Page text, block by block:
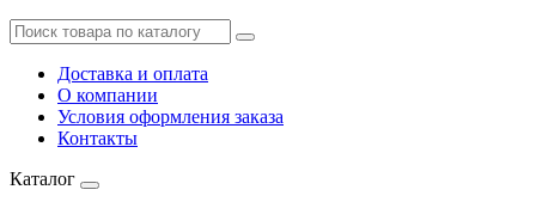
Доставка и оплата
О компании
Условия оформления заказа
Контакты
Каталог